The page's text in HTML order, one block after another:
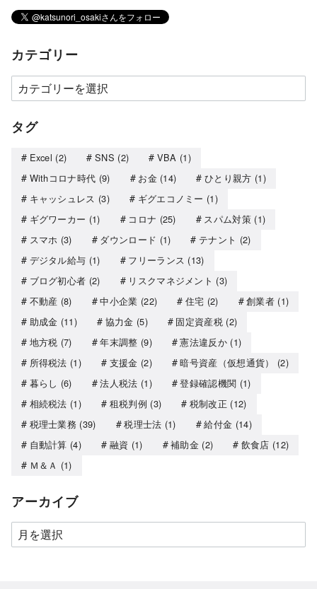
カテゴリー
タグ
Excel (2) SNS (2) VBA (1)
Withコロナ時代 (9) お金(14) ひとり親方 (1)
キャッシュレス (3) ギグエコノミー (1)
ギグワーカー (1) コロナ (25) スパム対策(1)
スマホ (3) ダウンロード (1) テナント (2)
デジタル給与 (1) フリーランス (13)
ブログ初心者 (2) リスクマネジメント (3)
不動産 (8) 中小企業 (22) 住宅 (2) 創業者 (1)
助成金 (11) 協力金 (5) 固定資産税(2)
地方税 (7) 年末調整 (9) 憲法違反か(1)
所得税法 (1) 支援金 (2) 暗号資産（仮想通貨）
(2)
暮らし (6) 法人税法 (1) 登録確認機関 (1)
相続税法 (1) 租税判例 (3) 税制改正 (12)
税理士業務 (39) 税理士法 (1) 給付金 (14)
自動計算 (4) 融資 (1) 補助金 (2) 飲食店 (12)
Ｍ＆Ａ (1)
アーカイブ